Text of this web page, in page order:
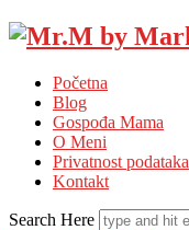
Početna
Blog
Gospođa Mama
O Meni
Privatnost podataka
Kontakt
Search Here